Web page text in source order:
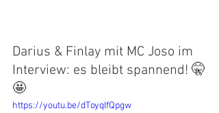
Darius & Finlay mit MC Joso im
Interview: es bleibt spannend! 🤫
🤩
https://youtu.be/dToyqIfQpgw